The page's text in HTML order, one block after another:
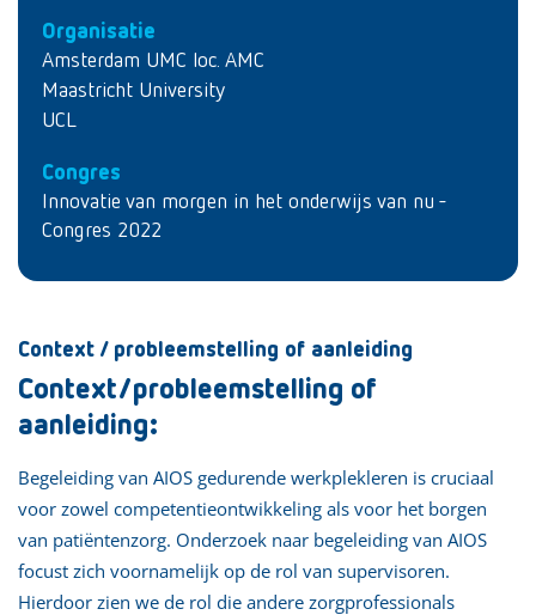
Organisatie
Amsterdam UMC loc. AMC
Maastricht University
UCL
Congres
Innovatie van morgen in het onderwijs van nu -
Congres 2022
Context / probleemstelling of aanleiding
Context/probleemstelling of
aanleiding:
Begeleiding van AIOS gedurende werkplekleren is cruciaal
voor zowel competentieontwikkeling als voor het borgen
van patiëntenzorg. Onderzoek naar begeleiding van AIOS
focust zich voornamelijk op de rol van supervisoren.
Hierdoor zien we de rol die andere zorgprofessionals